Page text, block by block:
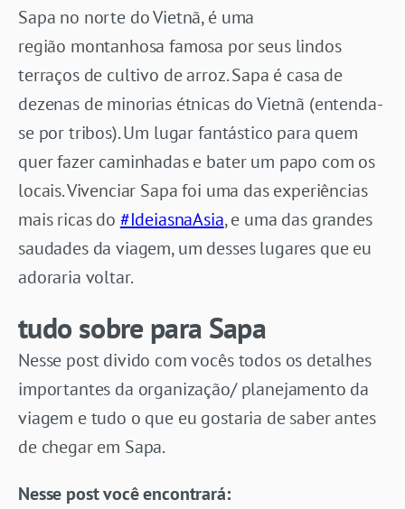
Sapa no norte do Vietnã, é uma
região montanhosa famosa por seus lindos
terraços de cultivo de arroz. Sapa é casa de
dezenas de minorias étnicas do Vietnã (entenda-
se por tribos). Um lugar fantástico para quem
quer fazer caminhadas e bater um papo com os
locais. Vivenciar Sapa foi uma das experiências
mais ricas do #IdeiasnaAsia, e uma das grandes
saudades da viagem, um desses lugares que eu
adoraria voltar.
tudo sobre para Sapa
Nesse post divido com vocês todos os detalhes
importantes da organização/ planejamento da
viagem e tudo o que eu gostaria de saber antes
de chegar em Sapa.
Nesse post você encontrará: